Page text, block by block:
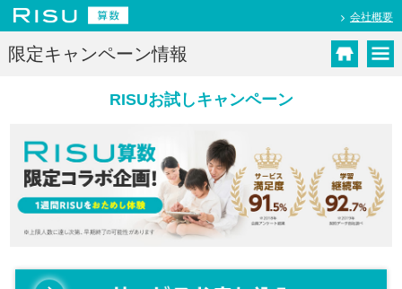
会社概要
限定キャンペーン情報
RISUお試しキャンペーン